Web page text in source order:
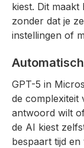
kiest. Dit
zonder dat je
instellingen of
GPT-5 in
de complexiteit
antwoord wilt
de AI kiest
bespaart tijd